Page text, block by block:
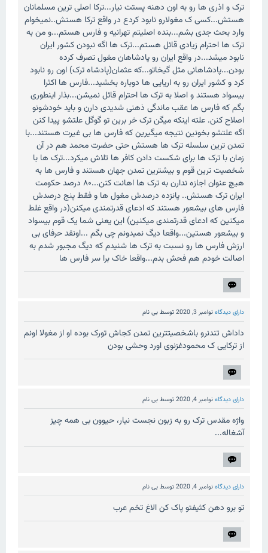
ترک و اذری ها رو به اون دهنه پستت نیار...ترکا اصلی ترین مسلمانان
هستش...کسی ک مغولارو نابود کردع در واقع ترکا هستش..نمیخوام
وارد بحث جدی بشم...بنده اصلیتم تهرانیه و فارس هستم...و من به
ترک ها احترام زیادی قائل هستم...ترک ها اگه نبودن کشور ایران
نابود میشد...در واقع ایران رو پادشاهان مغول تصرف کرده
بودن...پادشاهانی مثل گیخاتو...که عثمان(پادشاه ترک) اون رو نابود
کرد و کشور ایران رو به اریایی ها دوباره بخشید...فارس ها اکثرا
بیسواد هستند و اصلا به ترک ها احترام قائل نمیشن...بذار اینطوری
بگم که فارس ها عقب ماندگی ذهنی شدیدی دارن و باید خودشونو
اصلاح کنن. علته اینکه میگن ترک خر برین تو گوگل علتشو پیدا کنن
اگه علتشو بخونین نتیجه میگیرین که فارس ها بی غیرت هستند...با
تمدن ترین سلسله ترک ها هستش حتی حضرت محمد هم در آن
زمان با ترک ها برای شکست دادن کافر ها تلاش میکرد...ترک ها با
شخصیت ترین قوم و بیشترین تمدن جهان هستند و فارس ها به
هیچ عنوان اجازه ندارن به ترک ها اهانت کنن..‌.۸۰ درصد حکومت
ایران ترک هستش.. پانزده درصدش مغول ها و فقط پنج درصدش
فارس های بیشعور هستند که ادعای قدرتمندی میکنن(در واقع غلط
میکنین که ادعای قدرتمندی میکنین) این یعنی شما یک قوم بیسواد
و بیشعور هستین...واقعا دیگ نمیدونم چی بگم ...اونقد حرفای بی
ارزش فارس ها رو نسبت به ترک ها شنیدم که دیگ مجبور شدم به
اصالت خودم هم فحش بدم...واقعا خاک برا سر فارس ها
دارای دیدگاهنوامبر 3, 2020 توسطبی نام
داداش تندنرو باشخصیتترین تمدن کجاش تورک بوده او از مغولا اونم
از ترکایی ک محمودغزنوی اورد وحشی بودن
دارای دیدگاهنوامبر 4, 2020 توسطبی نام
واژه مقدس ترک رو به زبون نجست نیار، حیوون بی همه چیز
آشغاله...
دارای دیدگاهنوامبر 4, 2020 توسطبی نام
تو برو دهن کثیفتو پاک کن الاغ تخم عرب